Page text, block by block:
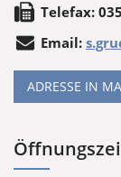
Telefax:
Email:
ADRESSE IN